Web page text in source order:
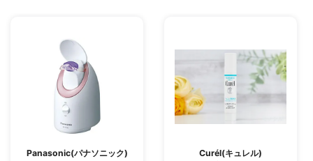
Panasonic(パナソニック)
Curél(キュレル)